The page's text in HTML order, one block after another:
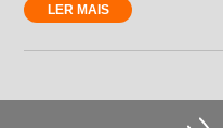
LER MAIS